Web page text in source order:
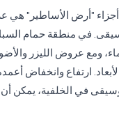
أجزاء "أرض الأساطير" هي
في منطقة حمام
ومع عروض الليزر
ارتفاع وانخفاض أعمدة
في الخلفية، يمكن